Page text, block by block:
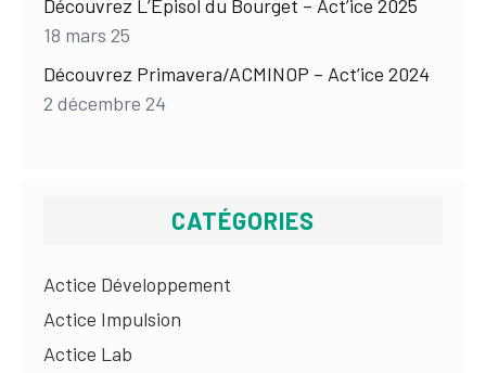
Découvrez L’Episol du Bourget – Act’ice 2025
18 mars 25
Découvrez Primavera/ACMINOP – Act’ice 2024
2 décembre 24
CATÉGORIES
Actice Développement
Actice Impulsion
Actice Lab